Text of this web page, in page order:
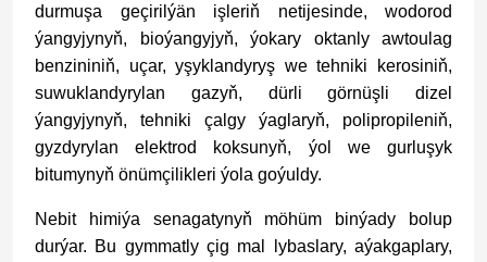
durmuşa geçirilýän işleriň netijesinde, wodorod
ýangyjynyň, bioýangyjyň, ýokary oktanly awtoulag
benzininiň, uçar, yşyklandyryş we tehniki kerosiniň,
suwuklandyrylan gazyň, dürli görnüşli dizel
ýangyjynyň, tehniki çalgy ýaglaryň, polipropileniň,
gyzdyrylan elektrod koksunyň, ýol we gurluşyk
bitumynyň önümçilikleri ýola goýuldy.
Nebit himiýa senagatynyň möhüm binýady bolup
durýar. Bu gymmatly çig mal lybaslary, aýakgaplary,